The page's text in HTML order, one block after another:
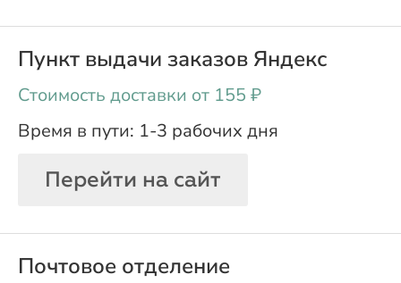
Пункт выдачи заказов Яндекс
oт 155 ₽
1-3 рабочих дня
Перейти на сайт
Почтовое отделение